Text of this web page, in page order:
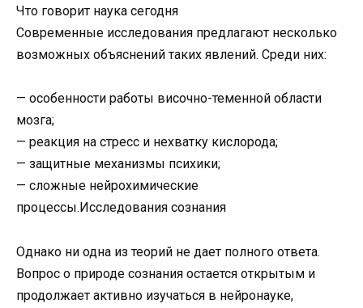
Что говорит наука сегодня
Современные исследования предлагают несколько
возможных объяснений таких явлений. Среди них:
— особенности работы височно-теменной области
мозга;
— реакция на стресс и нехватку кислорода;
— защитные механизмы психики;
— сложные нейрохимические
процессы.Исследования сознания
Однако ни одна из теорий не дает полного ответа.
Вопрос о природе сознания остается открытым и
продолжает активно изучаться в нейронауке,